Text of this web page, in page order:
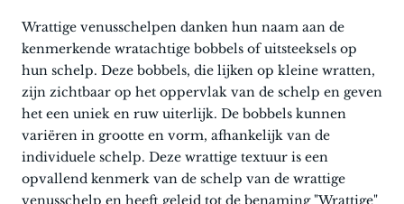
Wrattige venusschelpen danken hun naam aan de
kenmerkende wratachtige bobbels of uitsteeksels op
hun schelp. Deze bobbels, die lijken op kleine wratten,
zijn zichtbaar op het oppervlak van de schelp en geven
het een uniek en ruw uiterlijk. De bobbels kunnen
variëren in grootte en vorm, afhankelijk van de
individuele schelp. Deze wrattige textuur is een
opvallend kenmerk van de schelp van de wrattige
venusschelp en heeft geleid tot de benaming "Wrattige"